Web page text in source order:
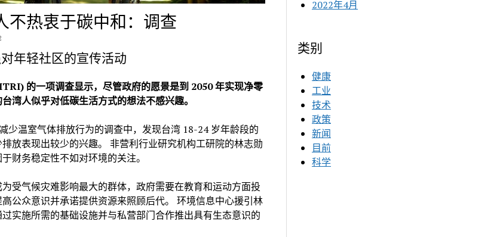
不热衷于碳中和：调查
年轻社区的宣传活动
的一项调查显示，尽管政府的愿景是到 2050年实现净零
湾人似乎对低碳生活方式的想法不感兴趣。
少温室气体排放行为的调查中，发现台湾 18-24 岁年龄段的
放表现出较少的兴趣。 非营利行业研究机构工研院的林志勋
财务稳定性不如对环境的关注。
受气候灾难影响最大的群体，政府需要在教育和运动方面投
公众意识并承诺提供资源来照顾后代。 环境信息中心援引林
实施所需的基础设施并与私营部门合作推出具有生态意识的
2022年4月
类别
健康
工业
技术
政策
新闻
目前
科学